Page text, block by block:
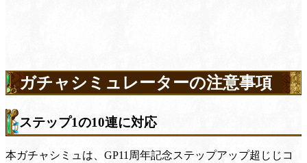
ガチャシミュレーターの注意事項
ステップ1の10連に対応
本ガチャシミュは、GP11周年記念ステップアップ超じじコ